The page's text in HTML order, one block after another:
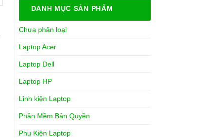
DANH MỤC SẢN PHẨM
Chưa phân loại
Laptop Acer
Laptop Dell
Laptop HP
Linh kiện Laptop
Phần Mềm Bản Quyền
Phụ Kiện Laptop